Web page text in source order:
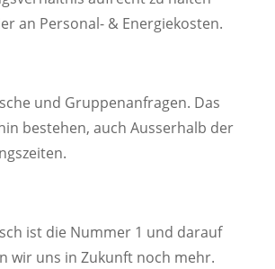
an Personal- & Energiekosten.
und Gruppenanfragen. Das
bestehen, auch Ausserhalb der
ist die Nummer 1 und darauf
wir uns in Zukunft noch mehr.